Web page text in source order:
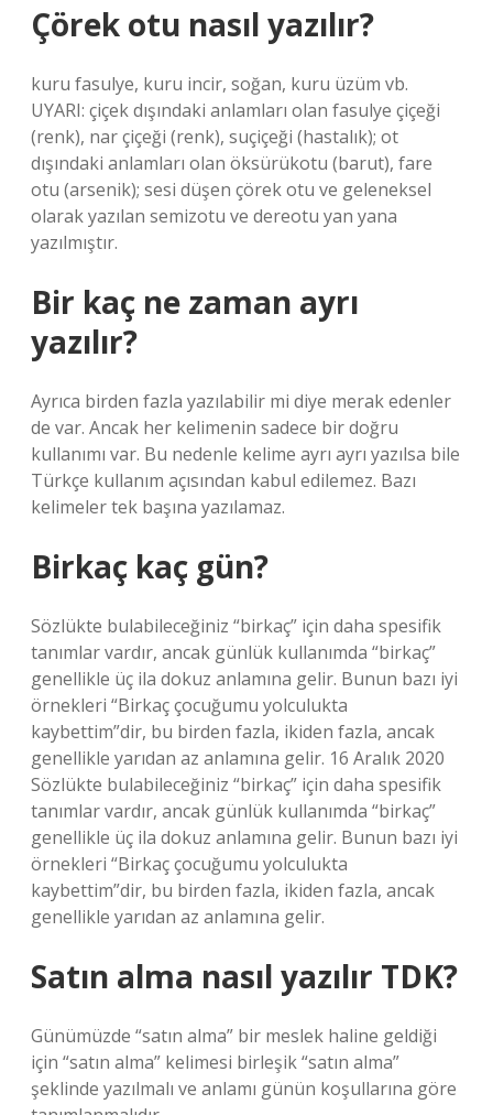
Çörek otu nasıl yazılır?
kuru fasulye, kuru incir, soğan, kuru üzüm vb.
UYARI: çiçek dışındaki anlamları olan fasulye çiçeği
(renk), nar çiçeği (renk), suçiçeği (hastalık); ot
dışındaki anlamları olan öksürükotu (barut), fare
otu (arsenik); sesi düşen çörek otu ve geleneksel
olarak yazılan semizotu ve dereotu yan yana
yazılmıştır.
Bir kaç ne zaman ayrı
yazılır?
Ayrıca birden fazla yazılabilir mi diye merak edenler
de var. Ancak her kelimenin sadece bir doğru
kullanımı var. Bu nedenle kelime ayrı ayrı yazılsa bile
Türkçe kullanım açısından kabul edilemez. Bazı
kelimeler tek başına yazılamaz.
Birkaç kaç gün?
Sözlükte bulabileceğiniz “birkaç” için daha spesifik
tanımlar vardır, ancak günlük kullanımda “birkaç”
genellikle üç ila dokuz anlamına gelir. Bunun bazı iyi
örnekleri “Birkaç çocuğumu yolculukta
kaybettim”dir, bu birden fazla, ikiden fazla, ancak
genellikle yarıdan az anlamına gelir. 16 Aralık 2020
Sözlükte bulabileceğiniz “birkaç” için daha spesifik
tanımlar vardır, ancak günlük kullanımda “birkaç”
genellikle üç ila dokuz anlamına gelir. Bunun bazı iyi
örnekleri “Birkaç çocuğumu yolculukta
kaybettim”dir, bu birden fazla, ikiden fazla, ancak
genellikle yarıdan az anlamına gelir.
Satın alma nasıl yazılır TDK?
Günümüzde “satın alma” bir meslek haline geldiği
için “satın alma” kelimesi birleşik “satın alma”
şeklinde yazılmalı ve anlamı günün koşullarına göre